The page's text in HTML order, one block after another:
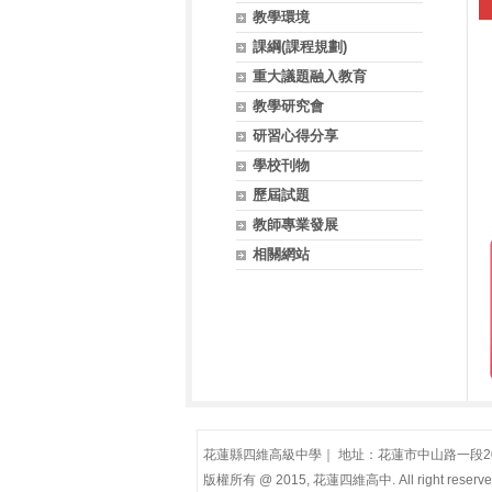
教學環境
課綱(課程規劃)
重大議題融入教育
教學研究會
研習心得分享
學校刊物
歷屆試題
教師專業發展
相關網站
花蓮縣四維高級中學｜ 地址：花蓮市中山路一
版權所有 @ 2015, 花蓮四維高中. All right